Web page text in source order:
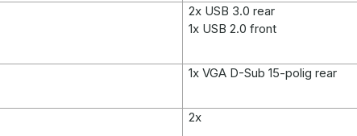
2x USB 3.0 rear
1x USB 2.0 front
1x VGA D-Sub 15-polig rear
2x